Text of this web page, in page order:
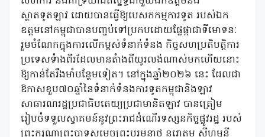
ស្ថាតទូតឡាវ ដោយបានធ្វើឱ្យបេសកកម្មការទូត របស់ឯក
ឧត្តមនៅកម្ពុជាបានបញ្ចប់ទៅប្រកបដោយផ្លែផ្កាជាទីមោទនៈ
រួមចំណែកក្នុងការលើកម្ពស់ទំនាក់ទំនង កិច្ចសហប្រតិបត្តិការ
ប្រទេសទំាងពីរដែលមានតំាងពីយូរលង់ណាស់មកហើយនោះ
ឱ្យកាន់តែរឹងមាំបន្ថែមទៀត។ នៅក្នុងឆ្នាំ២០២៦ នេះ ដែលជា
ឱកាសខួប៧០ឆ្នាំនៃទំនាក់ទំនងការទូតកម្ពុជានិងឡាវ
សាធារណរដ្ឋប្រជាធិបតេយ្យប្រជាមានិតឡាវ បានត្រៀម
រៀបចំទទួលស្វាគមន៍នូវព្រះរាជដំណើរទស្សនកិច្ចផ្លូវរដ្ឋ របស់
ព្រះករុណាព្រះបាទសម្តេចព្រះបរមនាថ នរោត្តម សីហមុនី